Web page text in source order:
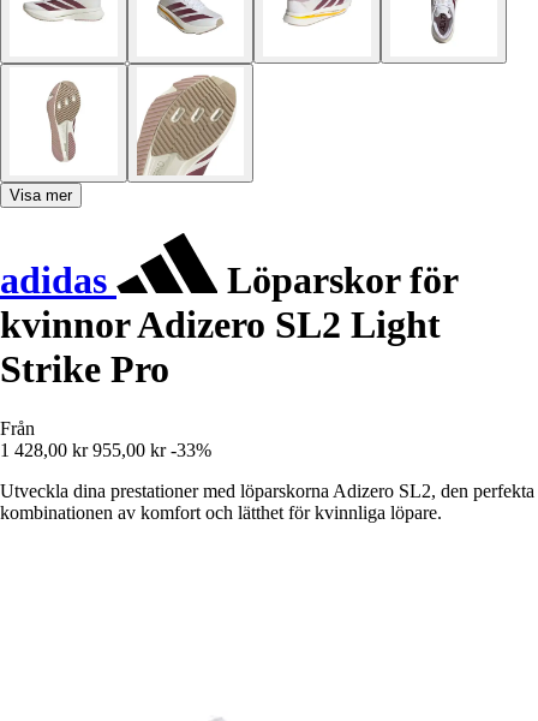
Visa mer
adidas
Löparskor för
kvinnor Adizero SL2 Light
Strike Pro
Från
1 428,00 kr 955,00 kr -33%
Utveckla dina prestationer med löparskorna Adizero SL2, den perfekta
kombinationen av komfort och lätthet för kvinnliga löpare.